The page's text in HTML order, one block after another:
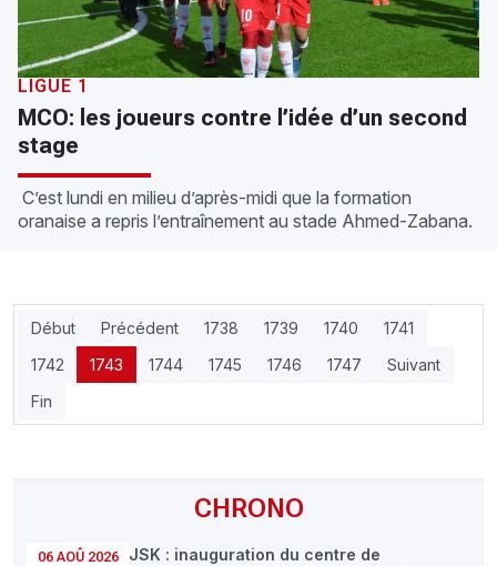
CHRONO
06 AOÛ 2026
JSK : inauguration du centre de
LIGUE 1
MCO: les joueurs contre l’idée d’un second
stage
C’est lundi en milieu d’après-midi que la formation
oranaise a repris l’entraînement au stade Ahmed-Zabana.
Début Précédent 1738 1739 1740
1741
1742
1743 1744 1745 1746 1747
Suivant
Fin